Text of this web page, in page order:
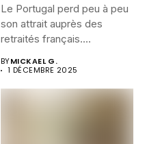
Le Portugal perd peu à peu
son attrait auprès des
retraités français....
BYMICKAEL G.
1 DÉCEMBRE 2025